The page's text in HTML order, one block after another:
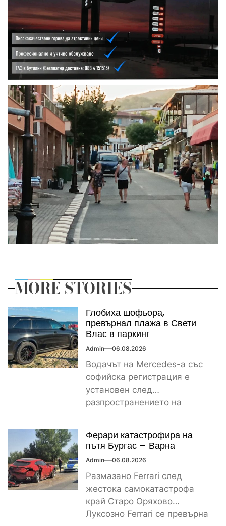
MORE STORIES
Глобиха шофьора,
превърнал плажа в Свети
Влас в паркинг
Admin 06.08.2026
Водачът на Mercedes-а със
софийска регистрация е
установен след
разпространението на
1000...
Ферари катастрофира на
пътя Бургас – Варна
Admin 06.08.2026
Размазано Ferrari след
жестока самокатастрофа
край Старо Оряхово
Луксозно Ferrari се превърна